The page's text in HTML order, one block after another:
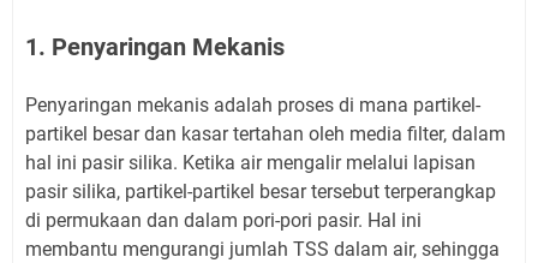
1. Penyaringan Mekanis
Penyaringan mekanis adalah proses di mana partikel-
partikel besar dan kasar tertahan oleh media filter, dalam
hal ini pasir silika. Ketika air mengalir melalui lapisan
pasir silika, partikel-partikel besar tersebut terperangkap
di permukaan dan dalam pori-pori pasir. Hal ini
membantu mengurangi jumlah TSS dalam air, sehingga